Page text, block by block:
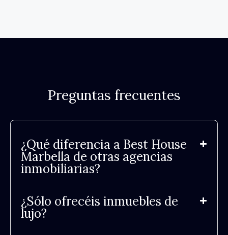
Preguntas frecuentes
¿Qué diferencia a Best House
Marbella de otras agencias
inmobiliarias?
¿Sólo ofrecéis inmuebles de
lujo?